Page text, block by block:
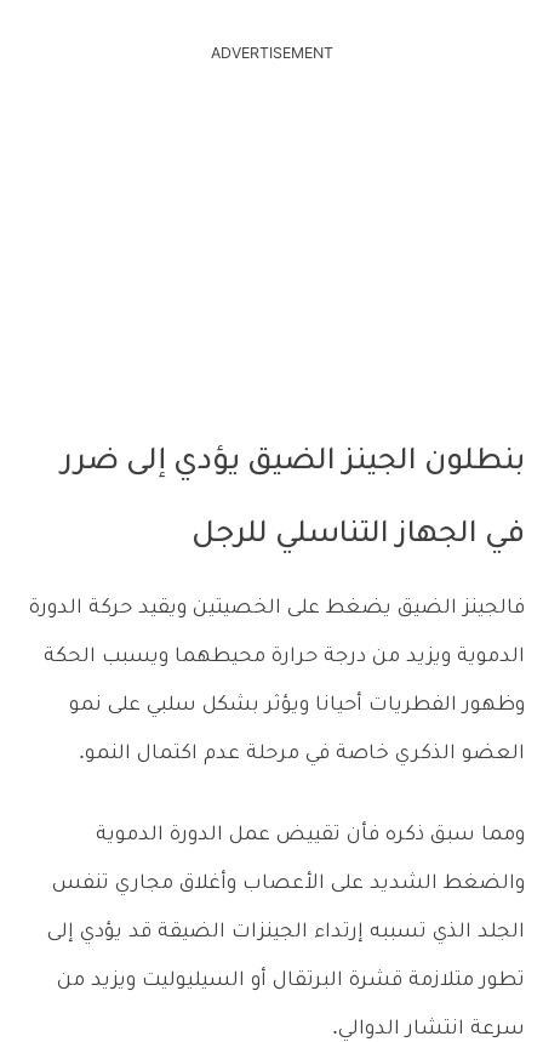
ADVERTISEMENT
بنطلون الجينز الضيق يؤدي إلى ضرر
في الجهاز التناسلي للرجل
فالجينز الضيق يضغط على الخصيتين ويقيد حركة الدورة
الدموية ويزيد من درجة حرارة محيطهما ويسبب الحكة
وظهور الفطريات أحيانا ويؤثر بشكل سلبي على نمو
العضو الذكري خاصة في مرحلة عدم اكتمال النمو.
ومما سبق ذكره فأن تقييض عمل الدورة الدموية
والضغط الشديد على الأعصاب وأغلاق مجاري تنفس
الجلد الذي تسببه إرتداء الجينزات الضيقة قد يؤدي إلى
تطور متلازمة قشرة البرتقال أو السيليوليت ويزيد من
سرعة انتشار الدوالي.